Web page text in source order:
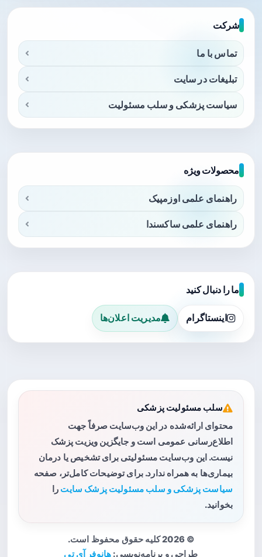
شرکت
تماس با ما
تبلیغات در سایت
سیاست پزشکی و سلب مسئولیت
محصولات ویژه
راهنمای علمی اوزمپیک
راهنمای علمی ساکسندا
ما را دنبال کنید
اینستاگرام مدیریت اعلان‌ها
سلب مسئولیت پزشکی
محتوای ارائه‌شده در این وب‌سایت صرفاً جهت
اطلاع‌رسانی عمومی است و جایگزین ویزیت پزشک
نیست. این وب‌سایت مسئولیتی برای تشخیص یا درمان
بیماری‌ها به همراه ندارد. برای توضیحات کامل‌تر، صفحه
سیاست پزشکی و سلب مسئولیت پزشک سایت را
بخوانید.
© 2026 کلیه حقوق محفوظ است.
طراحی و برنامه‌نویسی: هانوفر آی تی